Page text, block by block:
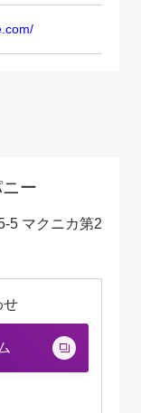
ー
5 マクニカ第2
せ